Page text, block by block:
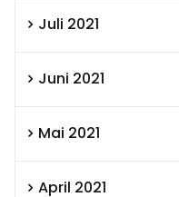
Juli 2021
Juni 2021
Mai 2021
April 2021